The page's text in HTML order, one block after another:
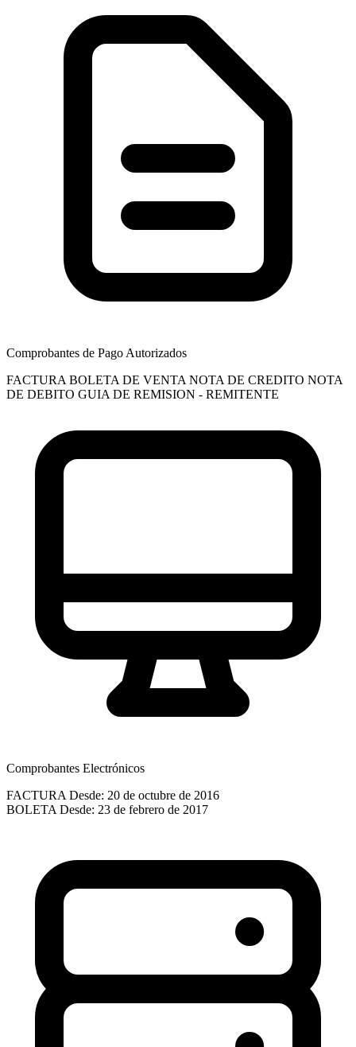
Comprobantes de Pago Autorizados
FACTURA BOLETA DE VENTA NOTA DE CREDITO NOTA
DE DEBITO GUIA DE REMISION - REMITENTE
Comprobantes Electrónicos
FACTURA Desde: 20 de octubre de 2016
BOLETA Desde: 23 de febrero de 2017